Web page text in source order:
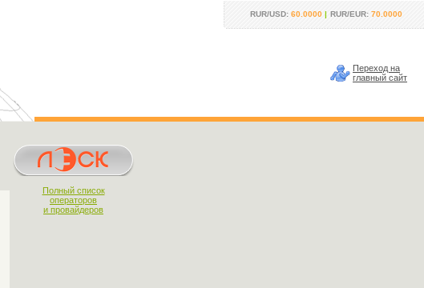
RUR/USD: 60.0000 | RUR/EUR: 70.0000
Переход на
главный сайт
Полный список
операторов
и провайдеров